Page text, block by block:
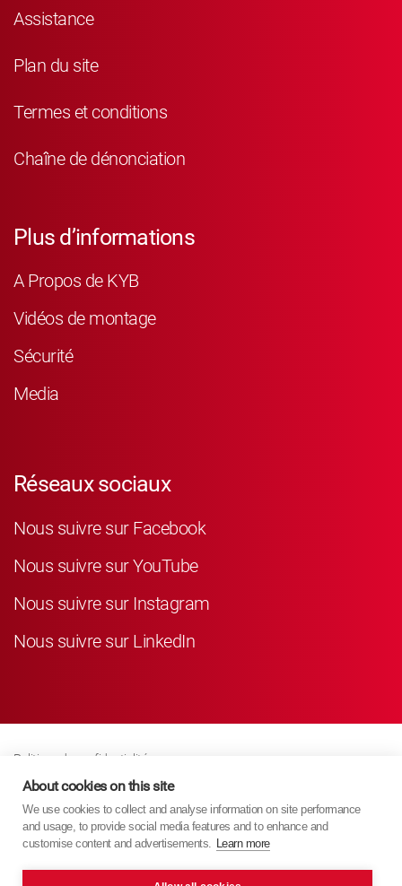
Assistance
Plan du site
Termes et conditions
Chaîne de dénonciation
Plus d’informations
A Propos de KYB
Vidéos de montage
Sécurité
Media
Réseaux sociaux
Nous suivre sur Facebook
Nous suivre sur YouTube
Nous suivre sur Instagram
Nous suivre sur LinkedIn
Politique de confidentialité
Business Partner Privacy
Politique De Cookies
Modern Slavery Act Policy
About cookies on this site
We use cookies to collect and analyse information on site performance
and usage, to provide social media features and to enhance and
customise content and advertisements. Learn more